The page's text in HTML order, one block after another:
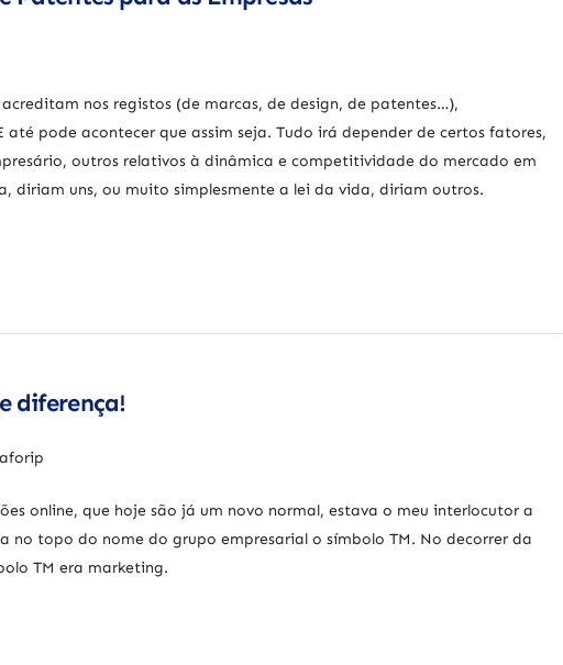
nos registos (de marcas, de design, de patentes…),
pode acontecer que assim seja. Tudo irá depender de certos fatores,
outros relativos à dinâmica e competitividade do mercado em
diriam uns, ou muito simplesmente a lei da vida, diriam outros.
diferença!
online, que hoje são já um novo normal, estava o meu interlocutor a
no topo do nome do grupo empresarial o símbolo TM. No decorrer da
TM era marketing.